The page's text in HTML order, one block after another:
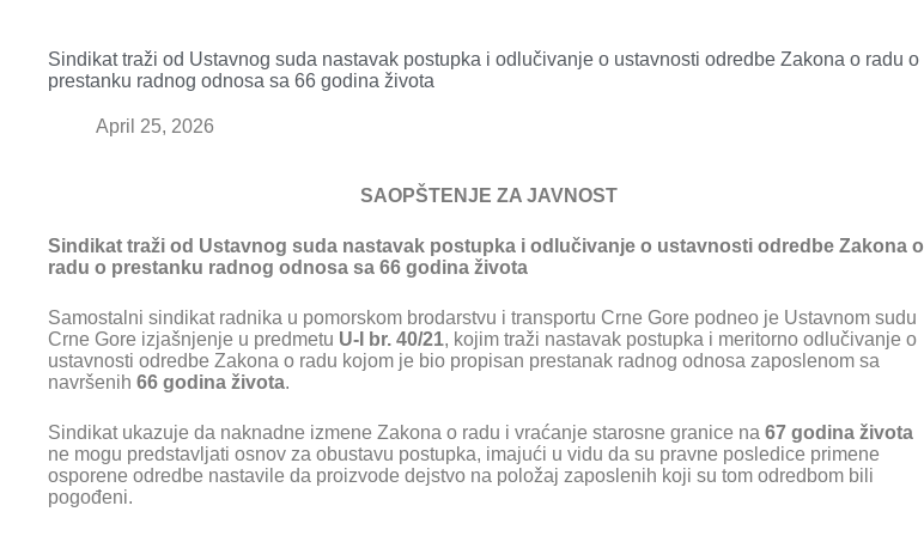
Sindikat traži od Ustavnog suda nastavak postupka i odlučivanje o ustavnosti odredbe Zakona o radu o
prestanku radnog odnosa sa 66 godina života
April 25, 2026
SAOPŠTENJE ZA JAVNOST
Sindikat traži od Ustavnog suda nastavak postupka i odlučivanje o ustavnosti odredbe Zakona o
radu o prestanku radnog odnosa sa 66 godina života
Samostalni sindikat radnika u pomorskom brodarstvu i transportu Crne Gore podneo je Ustavnom sudu
Crne Gore izjašnjenje u predmetu U-I br. 40/21, kojim traži nastavak postupka i meritorno odlučivanje o
ustavnosti odredbe Zakona o radu kojom je bio propisan prestanak radnog odnosa zaposlenom sa
navršenih 66 godina života.
Sindikat ukazuje da naknadne izmene Zakona o radu i vraćanje starosne granice na 67 godina života
ne mogu predstavljati osnov za obustavu postupka, imajući u vidu da su pravne posledice primene
osporene odredbe nastavile da proizvode dejstvo na položaj zaposlenih koji su tom odredbom bili
pogođeni.